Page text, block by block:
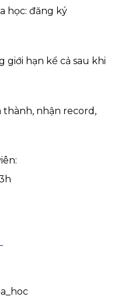
học: đăng ký
giới hạn kể cả sau khi
thành, nhận record,